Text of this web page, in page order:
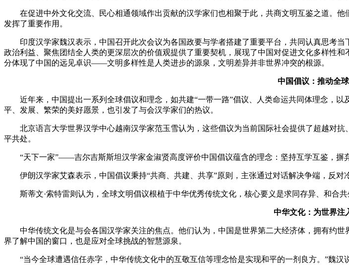
在促进中外文化交流、民心相通领域作出贡献的汉学家们也相聚于此，共商文明互鉴之道。他
发挥了重要作用。
印度汉学家魏汉表示，中国召开此次会议为各国政要与学者搭建了重要平台，共同认真思考当
政治利益、聚焦团结全人类的更深层次的价值观提供了重要契机，展现了中国对促进文化多样性
分体现了中国的远见卓识——文明多样性是人类进步的源泉，文明差异并非世界冲突的根源。
中国倡议：推动全
近年来，中国提出一系列全球倡议和理念，如共建“一带一路”倡议、人类命运共同体理念，
平、发展、繁荣的美好愿景，也引发了与会汉学家们的热议。
北京语言大学世界汉学中心越南汉学家范玉雪认为，这些倡议为当前国际社会提供了超越对抗
平共处。
“天下一家”——吉尔吉斯斯坦汉学家金淑贤高度评价中国倡议蕴含的理念：坚持互学互鉴，摒
伊朗汉学家艾森表示，中国倡议秉持“共商、共建、共享”原则，主张通过对话解决争端，反对
斯蒂文·索特雷则认为，全球文明倡议根植于中华优秀传统文化，核心要义是求同存异、和合
中华文化：为世界注
中华传统文化是与会各国汉学家关注的焦点。他们认为，中国是世界第二大经济体，拥有约世
界了解中国的窗口，也是应对全球挑战的智慧源泉。
“当今全球遭遇信任赤字，中华传统文化中的互敬互信等理念恰是实现和平的一剂良方。”魏汉